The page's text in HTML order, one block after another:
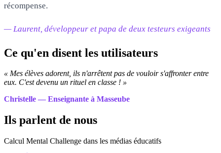
récompense.
— Laurent, développeur et papa de deux testeurs exigeants
Ce qu'en disent les utilisateurs
« Mes élèves adorent, ils n'arrêtent pas de vouloir s'affronter entre
eux. C'est devenu un rituel en classe ! »
Christelle — Enseignante à Masseube
Ils parlent de nous
Calcul Mental Challenge dans les médias éducatifs